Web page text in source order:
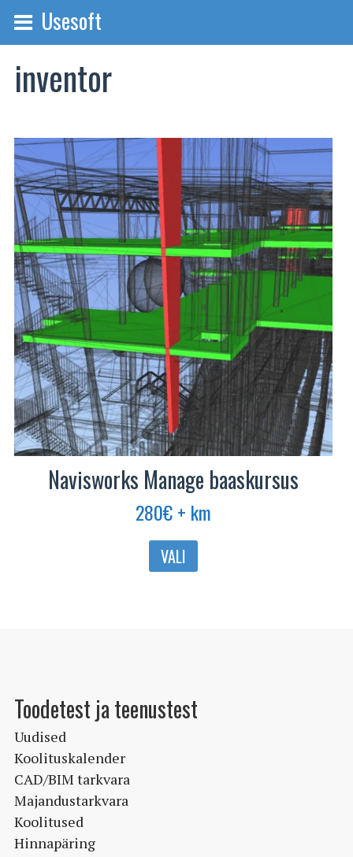
Usesoft
inventor
Navisworks Manage baaskursus
280€+ km
VALI
Sellel
tootelehel.
Toodetest ja teenustest
Uudised
Koolituskalender
CAD/BIM tarkvara
Majandustarkvara
Koolitused
Hinnapäring